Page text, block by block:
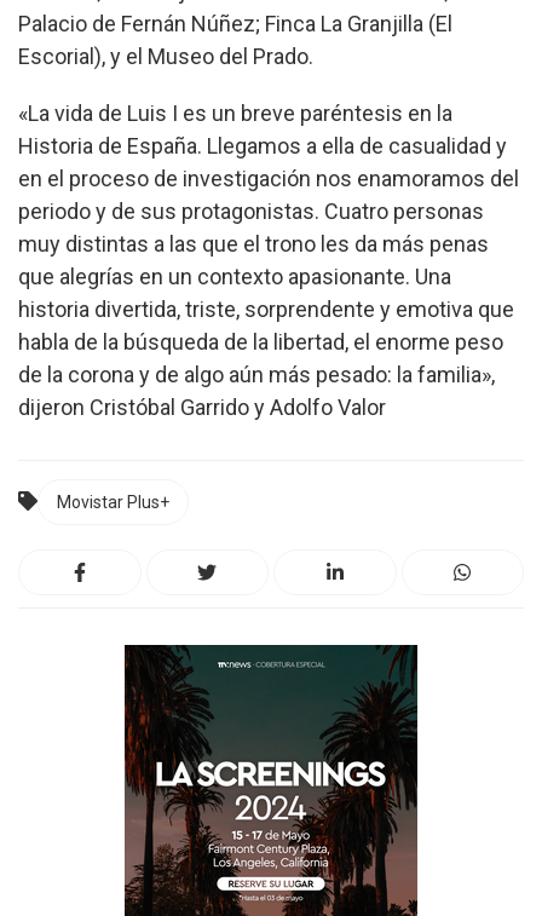
Palacio de Fernán Núñez; Finca La Granjilla (El
Escorial), y el Museo del Prado.
«La vida de Luis I es un breve paréntesis en la
Historia de España. Llegamos a ella de casualidad y
en el proceso de investigación nos enamoramos del
periodo y de sus protagonistas. Cuatro personas
muy distintas a las que el trono les da más penas
que alegrías en un contexto apasionante. Una
historia divertida, triste, sorprendente y emotiva que
habla de la búsqueda de la libertad, el enorme peso
de la corona y de algo aún más pesado: la familia»,
dijeron Cristóbal Garrido y Adolfo Valor
Movistar Plus+